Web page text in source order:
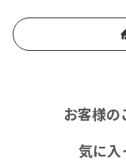
お客様
気に入